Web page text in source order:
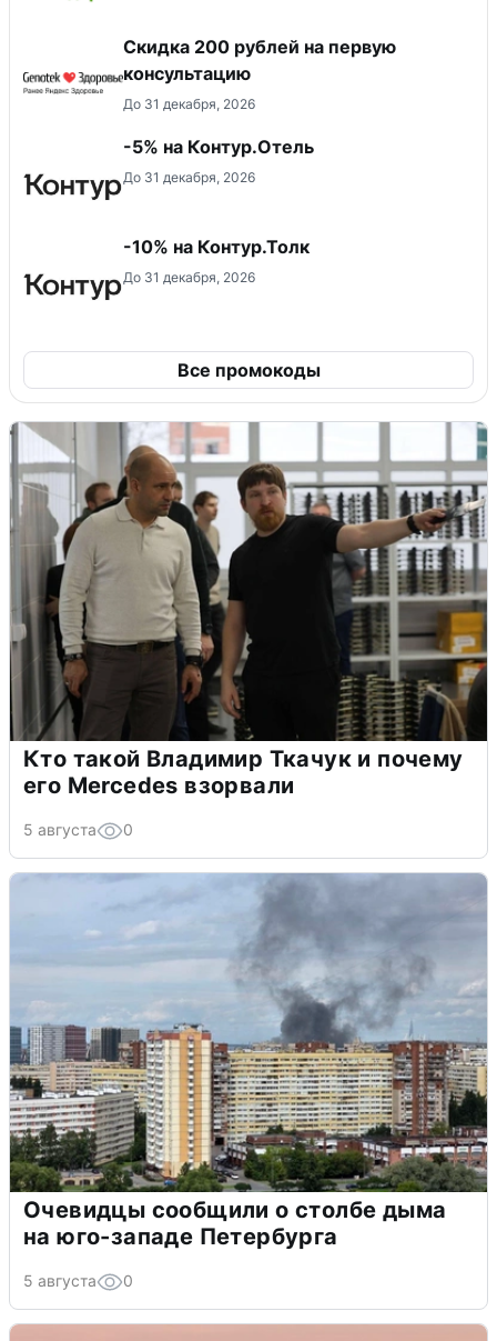
Скидка 200 рублей на первую
консультацию
До 31 декабря, 2026
-5% на Контур.Отель
До 31 декабря, 2026
-10% на Контур.Толк
До 31 декабря, 2026
Все промокоды
Кто такой Владимир Ткачук и почему
его Mercedes взорвали
5 августа 0
Очевидцы сообщили о столбе дыма
на юго-западе Петербурга
5 августа 0